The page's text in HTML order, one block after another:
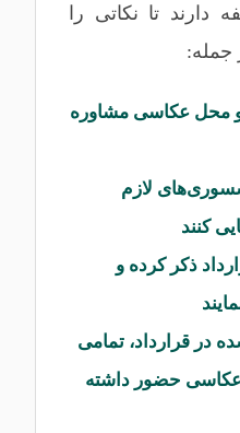
دارند تا نکاتی را
جمله:
و محل عکاسی مشاوره
لازم
کنند
ذکر کرده و
در قرارداد، تمامی
حضور داشته